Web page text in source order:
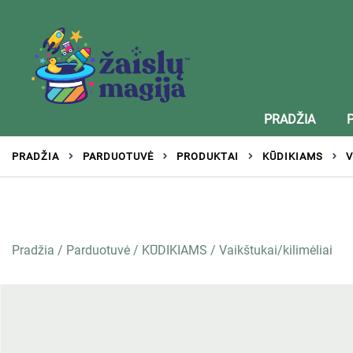
Zaislumagija.lt – žaislų parduotuvė vaikams
Žaislai tinkantys įvairaus amžiaus vaikamsPRADŽIA
PRADŽIA PARDUOTUVĖ PRODUKTAI KŪDIKIAMS
Pradžia / Parduotuvė / KŪDIKIAMS / Vaikštukai/kilimėliai